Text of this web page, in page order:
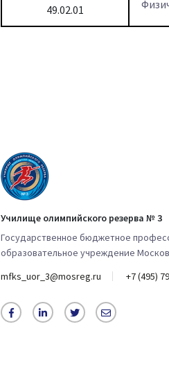
49.02.01
Училище олимпийского резерва № 3
Государственное бюджетное
образовательное учреждение
mfks_uor_3@mosreg.ru
+7 (495)